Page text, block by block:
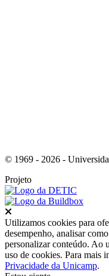
© 1969 - 2026 -
Projeto
Utilizamos cookies para
desempenho, analisar
personalizar conteúdo. Ao
uso de cookies. Para mais
Privacidade da Unicamp.